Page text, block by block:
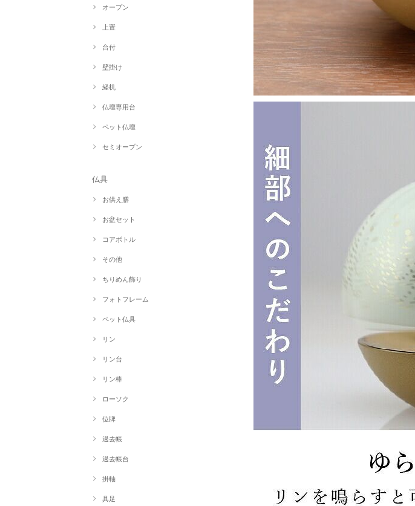
オープン
上置
台付
壁掛け
経机
仏壇専用台
ペット仏壇
セミオープン
仏具
お供え膳
お盆セット
コアボトル
その他
ちりめん飾り
フォトフレーム
ペット仏具
リン
リン台
リン棒
ローソク
位牌
過去帳
過去帳台
掛軸
具足